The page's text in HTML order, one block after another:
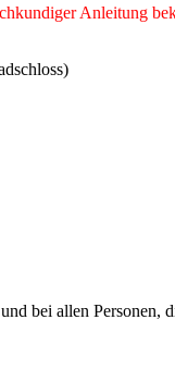
Anleitung
bei allen Personen,